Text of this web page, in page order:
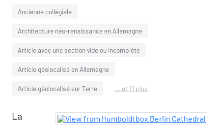
Ancienne collégiale
Architecture néo-renaissance en Allemagne
Article avec une section vide ou incomplète
Article géolocalisé en Allemagne
Article géolocalisé sur Terre ... et 11 plus
La